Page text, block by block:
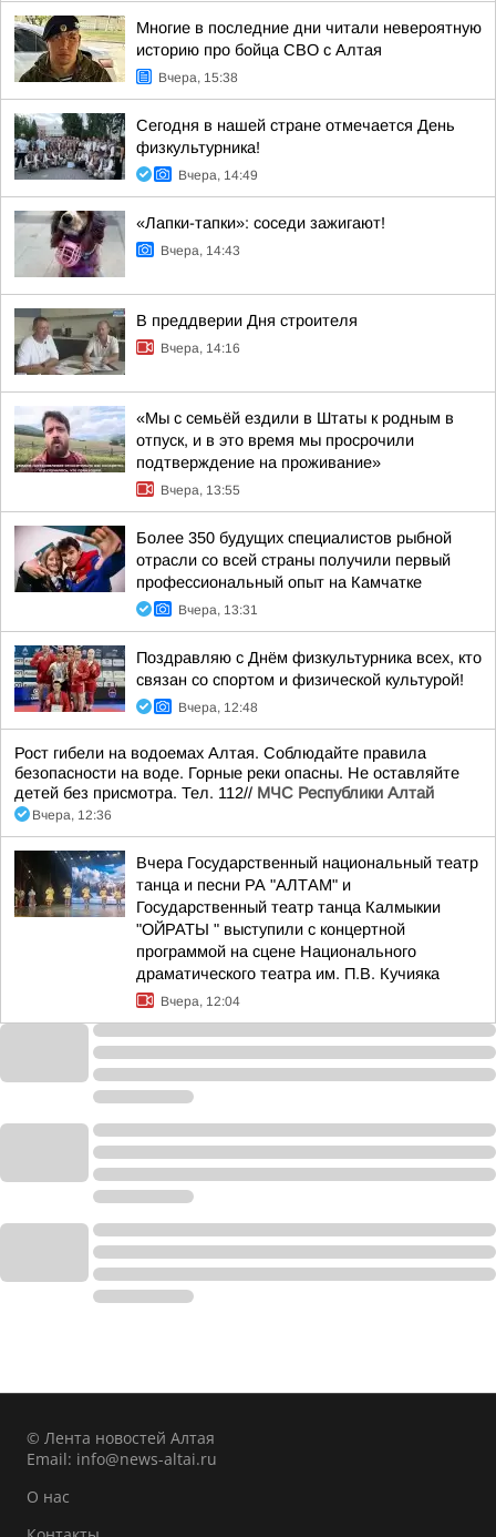
Многие в последние дни читали невероятную
историю про бойца СВО с Алтая
Вчера, 15:38
Сегодня в нашей стране отмечается День
физкультурника!
Вчера, 14:49
«Лапки-тапки»: соседи зажигают!
Вчера, 14:43
В преддверии Дня строителя
Вчера, 14:16
«Мы с семьёй ездили в Штаты к родным в
отпуск, и в это время мы просрочили
подтверждение на проживание»
Вчера, 13:55
Более 350 будущих специалистов рыбной
отрасли со всей страны получили первый
профессиональный опыт на Камчатке
Вчера, 13:31
Поздравляю с Днём физкультурника всех, кто
связан со спортом и физической культурой!
Вчера, 12:48
Рост гибели на водоемах Алтая. Соблюдайте правила
безопасности на воде. Горные реки опасны. Не оставляйте
детей без присмотра. Тел. 112// МЧС Республики Алтай
Вчера, 12:36
Вчера Государственный национальный театр
танца и песни РА "АЛТАМ" и
Государственный театр танца Калмыкии
"ОЙРАТЫ " выступили с концертной
программой на сцене Национального
драматического театра им. П.В. Кучияка
Вчера, 12:04
© Лента новостей Алтая
Email: info@news-altai.ru
О нас